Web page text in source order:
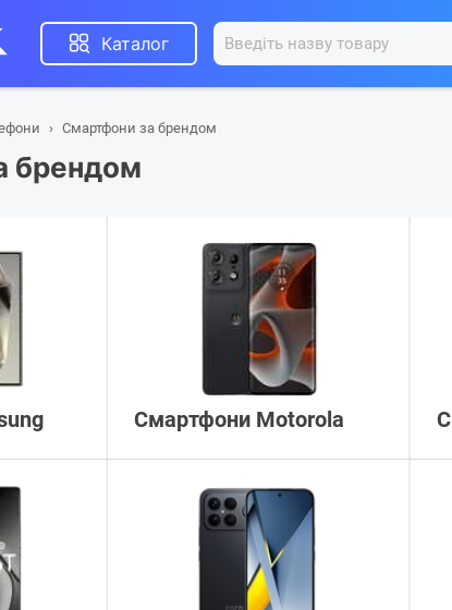
Каталог
Смартфони за брендом
брендом
Смартфони Motorola